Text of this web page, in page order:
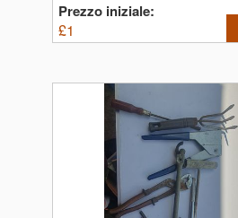
Prezzo iniziale:
£1